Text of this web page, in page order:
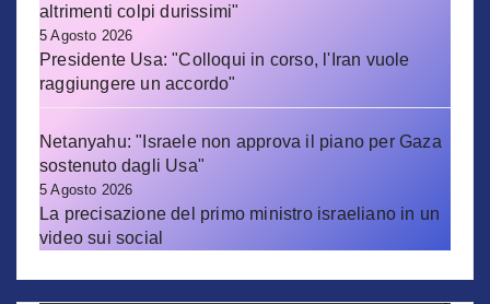
altrimenti colpi durissimi"
5 Agosto 2026
Presidente Usa: "Colloqui in corso, l'Iran vuole
raggiungere un accordo"
Netanyahu: "Israele non approva il piano per Gaza
sostenuto dagli Usa"
5 Agosto 2026
La precisazione del primo ministro israeliano in un
video sui social